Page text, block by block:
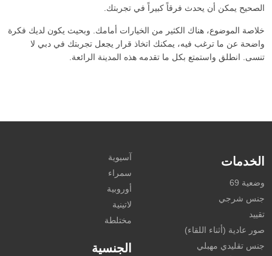
الصحيح يمكن أن يحدث فرقاً كبيراً في تجربتك.
خلاصة الموضوع، هناك الكثير من الخيارات أمامك. وبحيث يكون لديك فكرة
واضحة عن ما ترغب فيه، يمكنك اتخاذ قرار يجعل تجربتك في دبي لا
تنسى. انطلق واستمتع بكل ما تقدمه هذه المدينة الرائعة.
الخدمات
وضعية 69
جنس شرجي
تقييد
صور عادية (أثناء اللقاء)
جنس تقليدي مهبلي
آسيوية
سمراء
أوروبية
لاتينية
مختلطة
الجنسية